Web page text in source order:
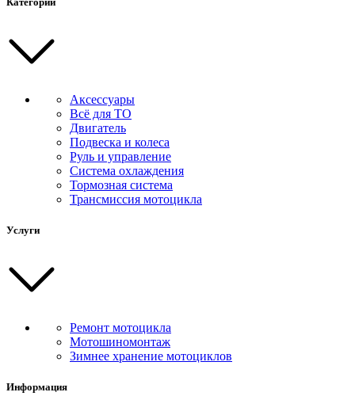
Аксессуары
Всё для ТО
Двигатель
Подвеска и колеса
Руль и управление
Система охлаждения
Тормозная система
Трансмиссия мотоцикла
Услуги
Ремонт мотоцикла
Мотошиномонтаж
Зимнее хранение мотоциклов
Информация